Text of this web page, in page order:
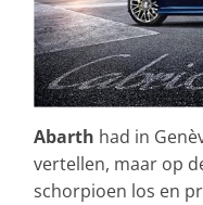
Abarth had in
vertellen, maar op
schorpioen los en